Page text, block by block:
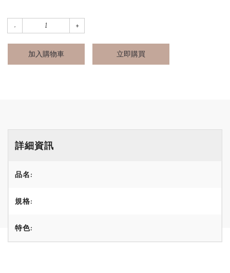
加入購物車 立即購買
詳細資訊
品名:
規格:
特色: